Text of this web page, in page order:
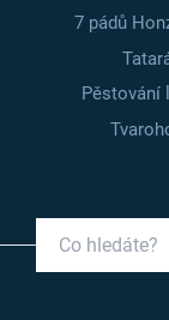
7 pádů
Pěstování